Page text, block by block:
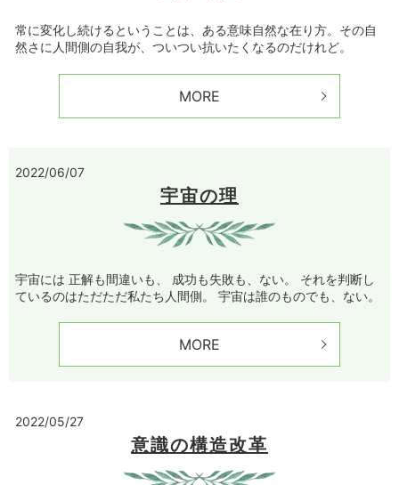
常に変化し続けるということは、ある意味自然な在り方。その自
然さに人間側の自我が、ついつい抗いたくなるのだけれど。
MORE
2022/06/07
宇宙の理
宇宙には 正解も間違いも、 成功も失敗も、ない。 それを判断し
ているのはただただ私たち人間側。 宇宙は誰のものでも、ない。
MORE
2022/05/27
意識の構造改革